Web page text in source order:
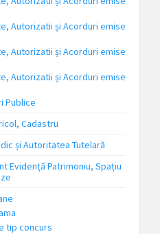
Autorizatii și Acorduri emise
Autorizatii și Acorduri emise
Autorizatii și Acorduri emise
Publice
Cadastru
și Autoritatea Tutelară
Evidență Patrimoniu, Spațiu
tip concurs